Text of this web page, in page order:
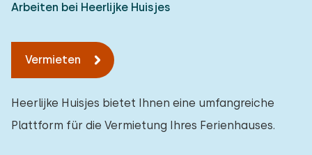
Arbeiten bei Heerlijke Huisjes
Vermieten
Heerlijke Huisjes bietet Ihnen eine umfangreiche
Plattform für die Vermietung Ihres Ferienhauses.